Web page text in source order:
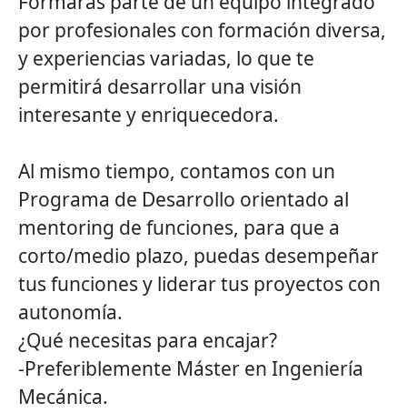
por profesionales con formación diversa,
y experiencias variadas, lo que te
permitirá desarrollar una visión
interesante y enriquecedora.
Al mismo tiempo, contamos con un
Programa de Desarrollo orientado al
mentoring de funciones, para que a
corto/medio plazo, puedas desempeñar
tus funciones y liderar tus proyectos con
autonomía.
¿Qué necesitas para encajar?
-Preferiblemente Máster en Ingeniería
Mecánica.